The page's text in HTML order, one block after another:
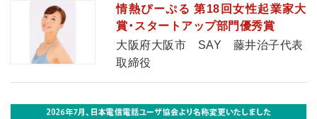
情熱ぴーぷる 第18回女性起業家大
賞・スタートアップ部門優秀賞
大阪府大阪市 SAY 藤井治子代表
取締役